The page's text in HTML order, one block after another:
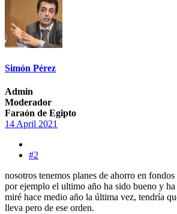
Simón Pérez
Admin
Moderador
Faraón de Egipto
14 April 2021
#2
nosotros tenemos planes de ahorro en
por ejemplo el ultimo año ha sido bueno y
miré hace medio año la última vez, tendría
lleva pero de ese orden.